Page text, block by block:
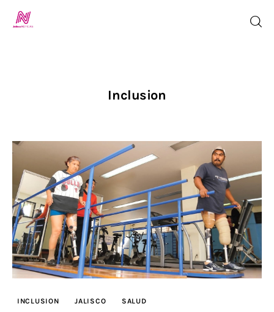
Jalisco Noticias
Programación
Jalisco TV
Jalisco RADIO / En Vivo
Nosotros
Contacto
Inclusion
INCLUSION JALISCO SALUD